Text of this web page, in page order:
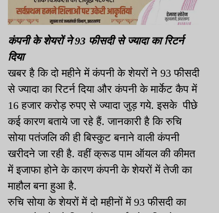
कंपनी के शेयरों ने 93 फीसदी से ज्यादा का रिटर्न
दिया
खबर है कि दो महीने में कंपनी के शेयरों ने 93 फीसदी
से ज्यादा का रिटर्न दिया और कंपनी के मार्केट कैप में
16 हजार करोड़ रुपए से ज्यादा जुड़ गये. इसके पीछे
कई कारण बताये जा रहे हैं. जानकारी है कि रुचि
सोया पतंजलि की ही बिस्कुट बनाने वाली कंपनी
खरीदने जा रही है. वहीं क्रूड पाम ऑयल की कीमत
में इजाफा होने के कारण कंपनी के शेयरों में तेजी का
माहौल बना हुआ है.
रुचि सोया के शेयरों में दो महीनों में 93 फीसदी का